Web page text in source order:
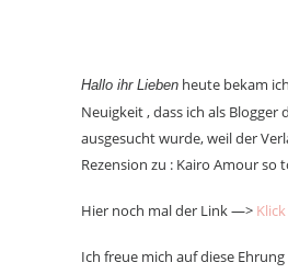
Hallo ihr Lieben heute bekam
Neuigkeit , dass ich als Blogger
ausgesucht wurde, weil der
Rezension zu : Kairo Amour so
Hier noch mal der Link —> Klick
Ich freue mich auf diese